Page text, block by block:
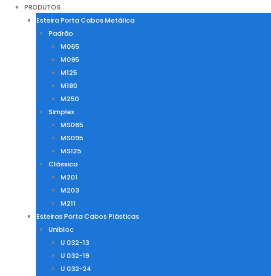
PRODUTOS
Esteira Porta Cabos Metálica
Padrão
M065
M095
M125
M180
M250
Simplex
MS065
MS095
MS125
Clássica
M201
M203
M211
Esteiras Porta Cabos Plásticas
Unibloc
U 032-13
U 032-19
U 032-24